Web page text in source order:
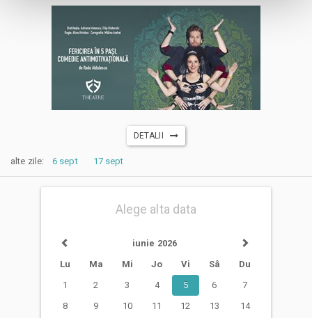
DETALII
alte zile: 6 sept 17 sept
Alege alta data
iunie 2026
Lu
Ma Mi Jo Vi Sâ
Du
1
2 3 4 5 6
7
8
9 10 11 12 13
14